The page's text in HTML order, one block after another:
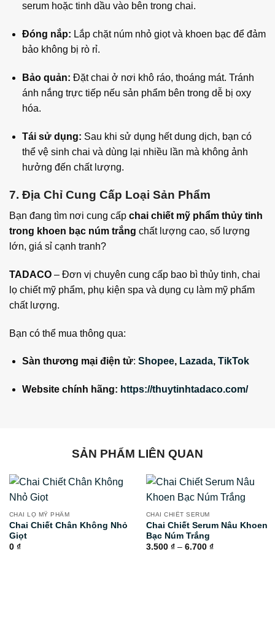
serum hoặc tinh dầu vào bên trong chai.
Đóng nắp: Lắp chặt núm nhỏ giọt và khoen bạc để đảm
bảo không bị rò rỉ.
Bảo quản: Đặt chai ở nơi khô ráo, thoáng mát. Tránh
ánh nắng trực tiếp nếu sản phẩm bên trong dễ bị oxy
hóa.
Tái sử dụng: Sau khi sử dụng hết dung dịch, bạn có
thể vệ sinh chai và dùng lại nhiều lần mà không ảnh
hưởng đến chất lượng.
7. Địa Chỉ Cung Cấp Loại Sản Phẩm
Bạn đang tìm nơi cung cấp chai chiết mỹ phẩm thủy tinh
trong khoen bạc núm trắng chất lượng cao, số lượng
lớn, giá sỉ cạnh tranh?
TADACO – Đơn vị chuyên cung cấp bao bì thủy tinh, chai
lọ chiết mỹ phẩm, phụ kiện spa và dụng cụ làm mỹ phẩm
chất lượng.
Bạn có thể mua thông qua:
Sàn thương mại điện tử: Shopee, Lazada, TikTok
Website chính hãng: https://thuytinhtadaco.com/
SẢN PHẨM LIÊN QUAN
CHAI LỌ MỸ PHẨM
Chai Chiết Chân Không Nhỏ
Giọt
0 ₫
CHAI CHIẾT SERUM
Chai Chiết Serum Nâu Khoen
Bạc Núm Trắng
3.500 ₫ – 6.700 ₫Khoảng